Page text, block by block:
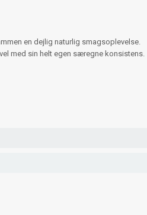
en dejlig naturlig smagsoplevelse.
med sin helt egen særegne konsistens.